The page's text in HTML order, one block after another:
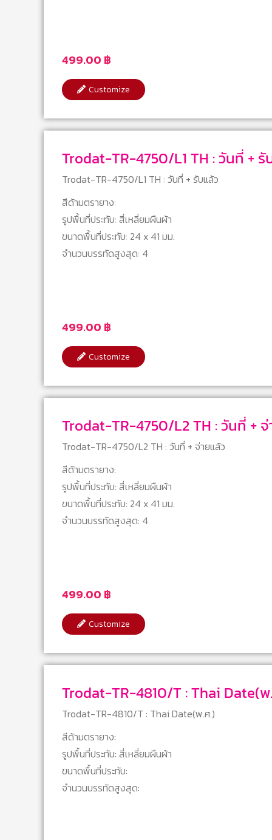
499.00 ฿
Customize
Trodat-TR-4750/L1 TH
499.00 ฿
Trodat-TR-4750/L1 TH : วันที่ + รับแล้ว
สีด้ามตรายาง:
รูปพื้นที่ประทับ: สี่เหลี่ยมผืนผ้า
ขนาดพื้นที่ประทับ: 24 x 41 มม.
จำนวนบรรทัดสูงสุด: 4
Customize
Trodat-TR-4750/L2
499.00 ฿
Trodat-TR-4750/L2 TH : วันที่ + จ่ายแล้ว
สีด้ามตรายาง:
รูปพื้นที่ประทับ: สี่เหลี่ยมผืนผ้า
ขนาดพื้นที่ประทับ: 24 x 41 มม.
จำนวนบรรทัดสูงสุด: 4
Customize
Trodat-TR-4810/T : Thai
Trodat-TR-4810/T : Thai Date(พ.ศ.)
สีด้ามตรายาง:
รูปพื้นที่ประทับ: สี่เหลี่ยมผืนผ้า
ขนาดพื้นที่ประทับ:
จำนวนบรรทัดสูงสุด: